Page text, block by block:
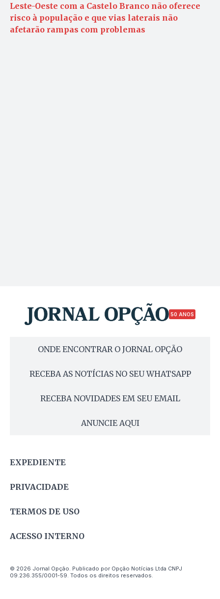
Leste-Oeste com a Castelo Branco não oferece
risco à população e que vias laterais não
afetarão rampas com problemas
50 ANOS
ONDE ENCONTRAR O JORNAL OPÇÃO
RECEBA AS NOTÍCIAS NO SEU WHATSAPP
RECEBA NOVIDADES EM SEU EMAIL
ANUNCIE AQUI
EXPEDIENTE
PRIVACIDADE
TERMOS DE USO
ACESSO INTERNO
© 2026 Jornal Opção. Publicado por Opção Notícias Ltda CNPJ
09.236.355/0001-59. Todos os direitos reservados.